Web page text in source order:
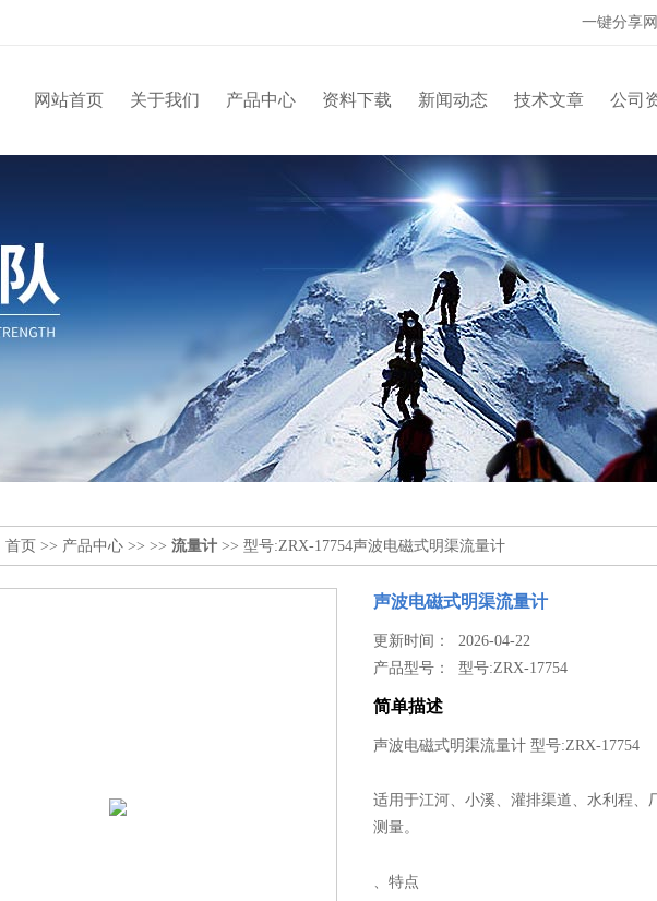
一键分享
网站首页 关于我们 产品中心 资料下载 新闻动态 技术文章 公司
首页 >> 产品中心 >> >> 流量计 >> 型号:ZRX-17754声波电磁式明渠流量计
声波电磁式明渠流量计
更新时间： 2026-04-22
产品型号：型号:ZRX-17754
简单描述
声波电磁式明渠流量计 型号:ZRX-17754
适用于江河、小溪、灌排渠道、水利程、
测量。
、特点